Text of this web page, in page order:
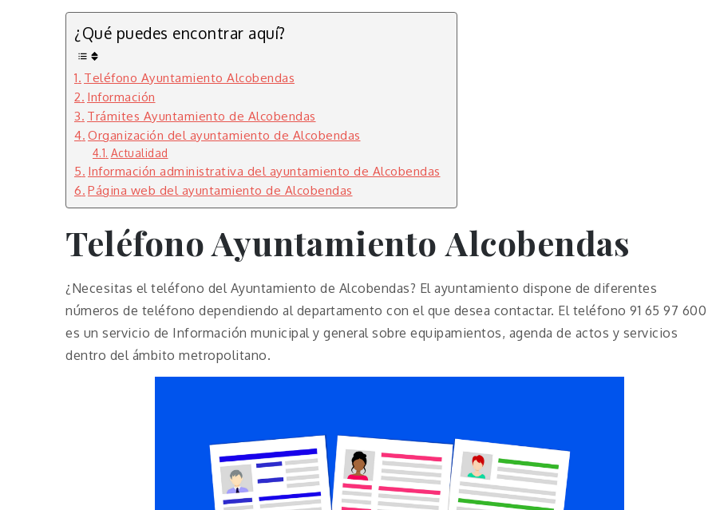
¿Qué puedes encontrar aquí?
Teléfono Ayuntamiento Alcobendas
Información
Trámites Ayuntamiento de Alcobendas
Organización del ayuntamiento de Alcobendas
Actualidad
Información administrativa del ayuntamiento de Alcobendas
Página web del ayuntamiento de Alcobendas
Teléfono Ayuntamiento Alcobendas
¿Necesitas el teléfono del Ayuntamiento de Alcobendas? El ayuntamiento dispone de diferentes
números de teléfono dependiendo al departamento con el que desea contactar. El teléfono 91 65 97 600
es un servicio de Información municipal y general sobre equipamientos, agenda de actos y servicios
dentro del ámbito metropolitano.